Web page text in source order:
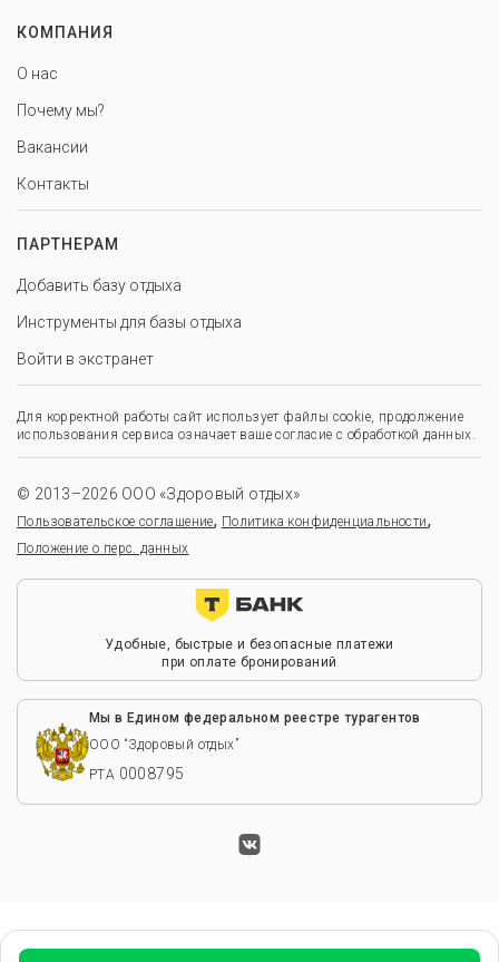
КОМПАНИЯ
О нас
Почему мы?
Вакансии
Контакты
ПАРТНЕРАМ
Добавить базу отдыха
Инструменты для базы отдыха
Войти в экстранет
Для корректной работы сайт использует файлы cookie, продолжение
использования сервиса означает ваше согласие с обработкой данных.
© 2013–2026 ООО «Здоровый отдых»
Пользовательское соглашение, Политика конфиденциальности,
Положение о перс. данных
Удобные, быстрые и безопасные платежи
при оплате бронирований
Мы в Едином федеральном реестре турагентов
ООО “Здоровый отдых”
РТА 0008795